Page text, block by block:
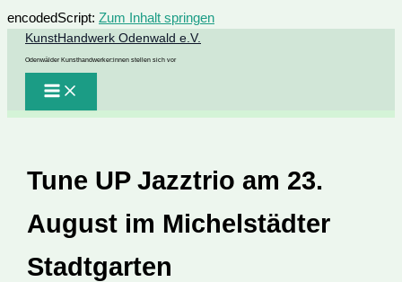
encodedScript: Zum Inhalt springen
KunstHandwerk Odenwald e.V.
Odenwälder Kunsthandwerker:innen stellen sich vor
Tune UP Jazztrio am 23.
August im Michelstädter
Stadtgarten